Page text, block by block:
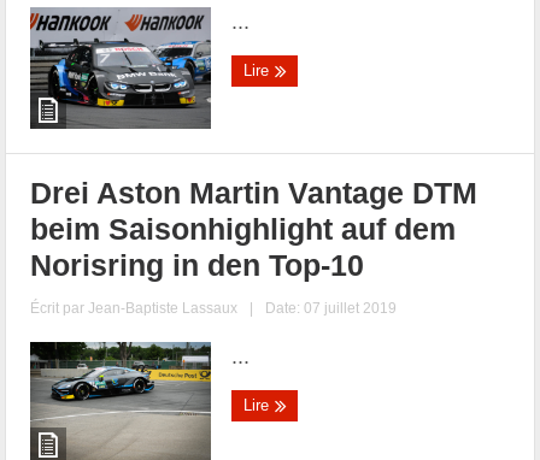
...
Lire
Drei Aston Martin Vantage DTM
beim Saisonhighlight auf dem
Norisring in den Top-10
Écrit parJean-Baptiste Lassaux | Date: 07 juillet 2019
...
Lire